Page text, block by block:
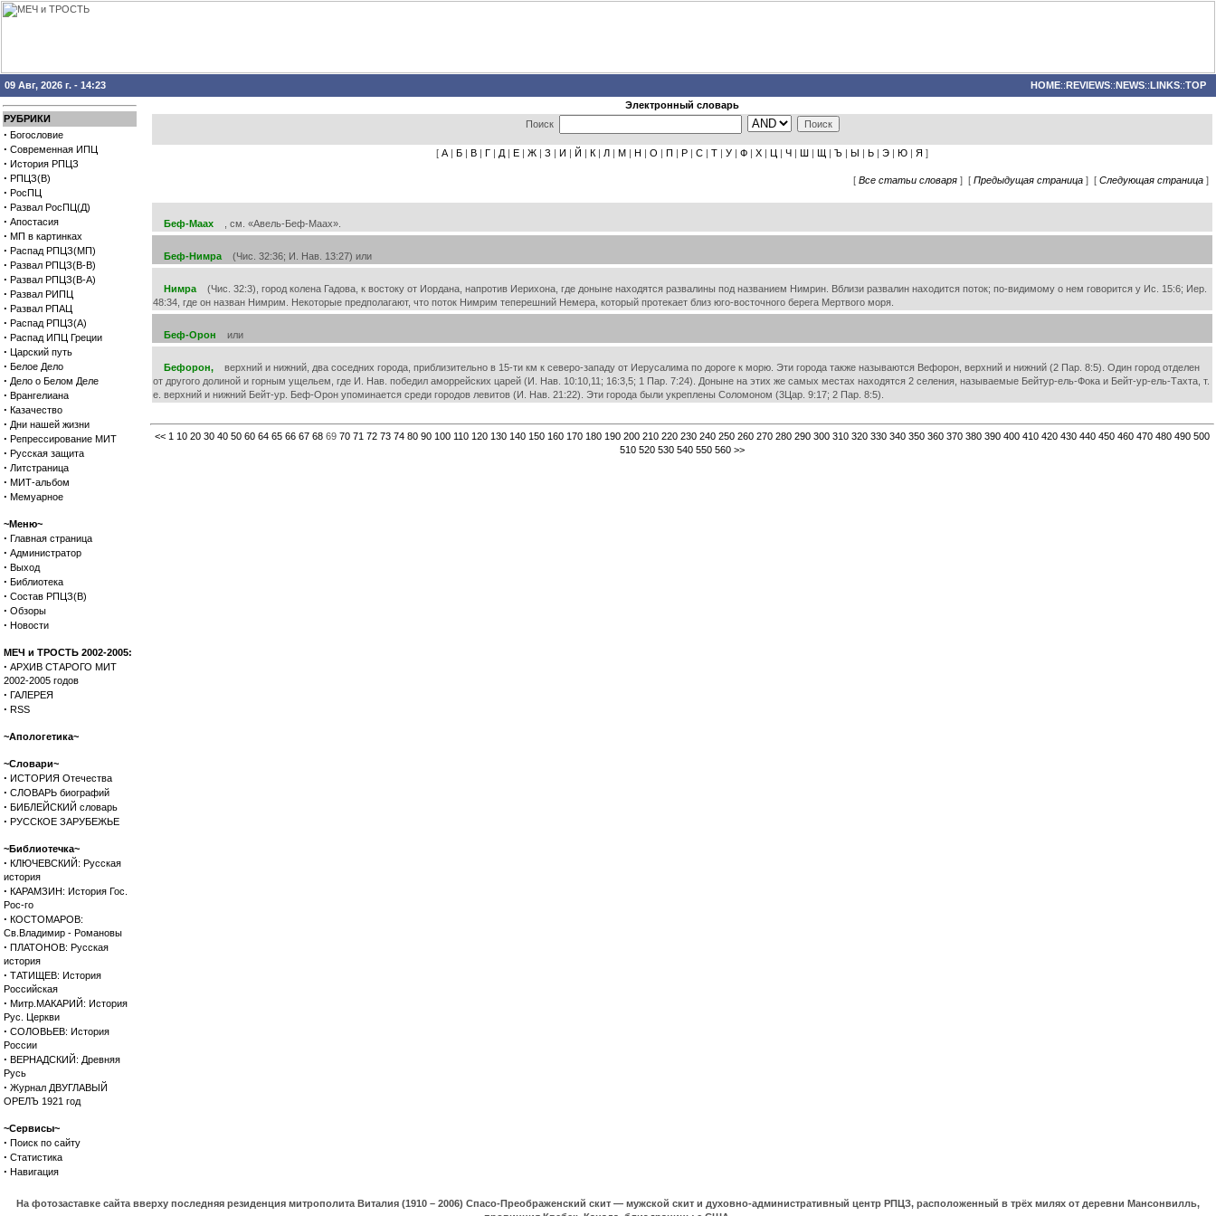
09 Авг, 2026 г. - 14:23 HOME::REVIEWS::NEWS::LINKS::TOP
РУБРИКИ
· Богословие
· Современная ИПЦ
· История РПЦЗ
· РПЦЗ(В)
· РосПЦ
· Развал РосПЦ(Д)
· Апостасия
· МП в картинках
· Распад РПЦЗ(МП)
· Развал РПЦЗ(В-В)
· Развал РПЦЗ(В-А)
· Развал РИПЦ
· Развал РПАЦ
· Распад РПЦЗ(А)
· Распад ИПЦ Греции
· Царский путь
· Белое Дело
· Дело о Белом Деле
· Врангелиана
· Казачество
· Дни нашей жизни
· Репрессирование МИТ
· Русская защита
· Литстраница
· МИТ-альбом
· Мемуарное
~Меню~
· Главная страница
· Администратор
· Выход
· Библиотека
· Состав РПЦЗ(В)
· Обзоры
· Новости
МЕЧ и ТРОСТЬ 2002-2005:
· АРХИВ СТАРОГО МИТ
2002-2005 годов
· ГАЛЕРЕЯ
· RSS
~Апологетика~
~Словари~
· ИСТОРИЯ Отечества
· СЛОВАРЬ биографий
· БИБЛЕЙСКИЙ словарь
· РУССКОЕ ЗАРУБЕЖЬЕ
~Библиотечка~
· КЛЮЧЕВСКИЙ: Русская
история
· КАРАМЗИН: История Гос.
Рос-го
· КОСТОМАРОВ:
Св.Владимир - Романовы
· ПЛАТОНОВ: Русская
история
· ТАТИЩЕВ: История
Российская
· Митр.МАКАРИЙ: История
Рус. Церкви
· СОЛОВЬЕВ: История
России
· ВЕРНАДСКИЙ: Древняя
Русь
· Журнал ДВУГЛАВЫЙ
ОРЕЛЪ 1921 год
~Сервисы~
· Поиск по сайту
· Статистика
· Навигация
Электронный словарь
Поиск
[ А | Б | В | Г | Д | Е | Ж | З | И | Й | К | Л | М | Н | О | П | Р | С | Т | У | Ф | Х | Ц | Ч | Ш | Щ | Ъ | Ы | Ь | Э | Ю | Я ]
[ Все статьи словаря ] [ Предыдущая страница ] [ Следующая страница ]
Беф-Маах , см. «Авель-Беф-Маах».
Беф-Нимра (Чис. 32:36; И. Нав. 13:27) или
Нимра (Чис. 32:3), город колена Гадова, к востоку от Иордана, напротив Иерихона, где доныне находятся развалины под названием Нимрин. Вблизи развалин находится поток; по-видимому о нем говорится у Ис. 15:6; Иер.
48:34, где он назван Нимрим. Некоторые предполагают, что поток Нимрим теперешний Немера, который протекает близ юго-восточного берега Мертвого моря.
Беф-Орон или
Бефорон, верхний и нижний, два соседних города, приблизительно в 15-ти км к северо-западу от Иерусалима по дороге к морю. Эти города также называются Вефорон, верхний и нижний (2 Пар. 8:5). Один город отделен
от другого долиной и горным ущельем, где И. Нав. победил аморрейских царей (И. Нав. 10:10,11; 16:3,5; 1 Пар. 7:24). Доныне на этих же самых местах находятся 2 селения, называемые Бейтур-ель-Фока и Бейт-ур-ель-Тахта, т.
е. верхний и нижний Бейт-ур. Беф-Орон упоминается среди городов левитов (И. Нав. 21:22). Эти города были укреплены Соломоном (3Цар. 9:17; 2 Пар. 8:5).
<< 1 10 20 30 40 50 60 64 65 66 67 68 69 70 71 72 73 74 80 90 100 110 120 130 140 150 160 170 180 190 200 210 220 230 240 250 260 270 280 290 300 310 320 330 340 350 360 370 380 390 400 410 420 430 440 450 460 470 480 490 500
510 520 530 540 550 560 >>
На фотозаставке сайта вверху последняя резиденция митрополита Виталия (1910 – 2006) Спасо-Преображенский скит — мужской скит и духовно-административный центр РПЦЗ, расположенный в трёх милях от деревни Мансонвилль,